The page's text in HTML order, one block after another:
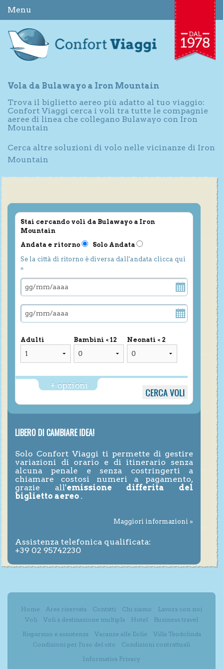
Menu
Vola da Bulawayo a Iron Mountain
Trova il biglietto aereo più adatto al tuo viaggio:
Confort Viaggi cerca i voli tra tutte le compagnie
aeree di linea che collegano Bulawayo con Iron
Mountain
Cerca altre soluzioni di volo nelle vicinanze di Iron
Mountain
Stai cercando voli da Bulawayo a Iron
Mountain
Andata e ritorno
Solo Andata
Se la città di ritorno è diversa dall'andata clicca qui
»
Adulti Bambini < 12 Neonati < 2
+ opzioni
LIBERO DI CAMBIARE IDEA!
Solo Confort Viaggi ti permette di gestire
variazioni di orario e di itinerario senza
alcuna penale e senza costringerti a
chiamare costosi numeri a pagamento,
grazie all'emissione differita del
biglietto aereo .
Maggiori informazioni »
Assistenza telefonica qualificata:
+39 02 95742230
Home Area riservata Contatti Chi siamo
Lavora con noi
Voli
Voli a destinazione multipla Hotel
Business travel
Risparmio e assistenza
Vacanze alle Eolie
Villa Teodolinda
Condizioni per l'uso del sito
Condizioni contrattuali
Informativa Privacy